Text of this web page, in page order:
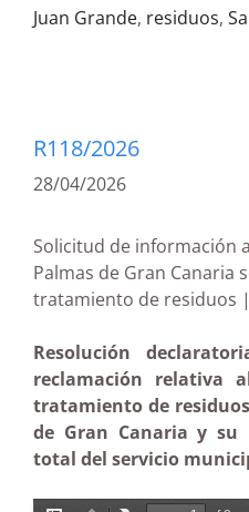
Juan Grande, residuos,
R118/2026
28/04/2026
Solicitud de información
Palmas de Gran Canaria
tratamiento de
Resolución
reclamación relativa
tratamiento de
de Gran Canaria y su
total del servicio